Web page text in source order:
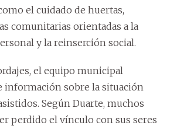
el cuidado de huertas,
comunitarias orientadas a la
y la reinserción social.
el equipo municipal
información sobre la situación
Según Duarte, muchos
perdido el vínculo con sus seres